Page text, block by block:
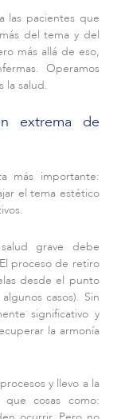
las pacientes que
del tema y del
más allá de eso,
Operamos
la salud.
extrema de
más importante:
el tema estético
grave debe
proceso de retiro
desde el punto
casos). Sin
significativo y
la armonía
y llevo a la
cosas como: